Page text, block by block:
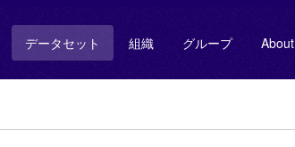
データセット 組織 グループ About